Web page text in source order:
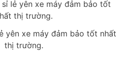
yên xe máy đảm bảo tốt nhất
thị trường.